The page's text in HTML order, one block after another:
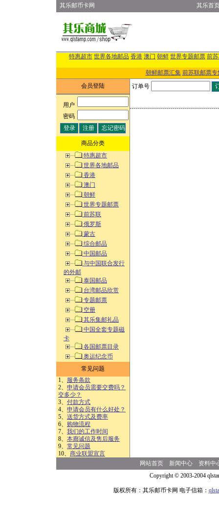
其乐邮币卡网 其乐首
特惠超市 世界各地邮品 香港 澳门 朝鲜 世界专题邮票 前
朝鲜邮票汇集 前苏联邮票专
会员登陆
用户:
密码:
商品分类
特惠超市
世界各地邮品
香港
澳门
朝鲜
世界专题邮票
前苏联
俄罗斯
蒙古
综合邮品
中国邮品
与中国联合发行
的外邮
泰国邮品
台湾邮品欣赏
专题邮票
空册
其乐集邮礼品
中国全套专题磁
卡
各国邮票目录
奥运纪念币
常见问题
1、 服务条款
2、 申请会员需要交费吗？
交多少？
3、 付款方式
4、 申请会员有什么好处？
5、 送货方式及费率
6、 购物流程
7、 我们的工作时间
8、 本廊诚信及售后服务
9、 常见问题
10、 商业联盟宣言
订单号
网站首页 新闻中心
资料中
Copyright © 2003-2004
版权所有：其乐邮币卡网 电子信箱：